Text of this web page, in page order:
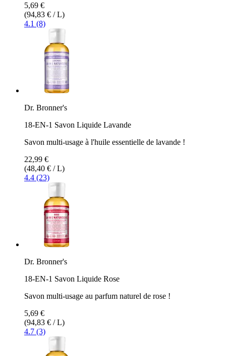
5,69 €
(94,83 € / L)
4.1 (8)
Dr. Bronner's
18-EN-1 Savon Liquide Lavande
Savon multi-usage à l'huile essentielle de lavande !
22,99 €
(48,40 € / L)
4.4 (23)
Dr. Bronner's
18-EN-1 Savon Liquide Rose
Savon multi-usage au parfum naturel de rose !
5,69 €
(94,83 € / L)
4.7 (3)